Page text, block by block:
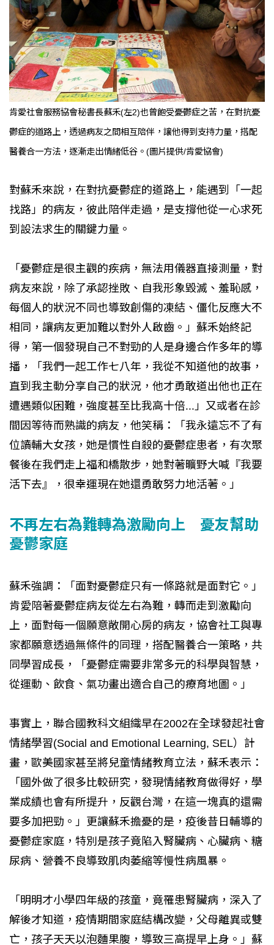
肯愛社會服務協會秘書長蘇禾(左2)也曾飽受憂鬱症之苦，在對抗憂
鬱症的道路上，透過病友之間相互陪伴，讓他得到支持力量，搭配
醫養合一方法，逐漸走出情緒低谷。(圖片提供/肯愛協會)
對蘇禾來說，在對抗憂鬱症的道路上，能遇到「一起
找路」的病友，彼此陪伴走過，是支撐他從一心求死
到設法求生的關鍵力量。
「憂鬱症是很主觀的疾病，無法用儀器直接測量，對
病友來說，除了承認挫敗、自我形象毀滅、羞恥感，
每個人的狀況不同也導致創傷的凍結、僵化反應大不
相同，讓病友更加難以對外人啟齒。」蘇禾始終記
得，第一個發現自己不對勁的人是身邊合作多年的導
播，「我們一起工作七八年，我從不知道他的故事，
直到我主動分享自己的狀況，他才勇敢道出他也正在
遭遇類似困難，強度甚至比我高十倍...」又或者在診
間因等待而熟識的病友，他笑稱：「我永遠忘不了有
位讀輔大女孩，她是慣性自殺的憂鬱症患者，有次聚
餐後在我們走上福和橋散步，她對著曠野大喊『我要
活下去』，很幸運現在她還勇敢努力地活著。」
不再左右為難轉為激勵向上 憂友幫助
憂鬱家庭
蘇禾強調：「面對憂鬱症只有一條路就是面對它。」
肯愛陪著憂鬱症病友從左右為難，轉而走到激勵向
上，面對每一個願意敞開心房的病友，協會社工與專
家都願意透過無條件的同理，搭配醫養合一策略，共
同學習成長，「憂鬱症需要非常多元的科學與智慧，
從運動、飲食、氣功畫出適合自己的療育地圖。」
事實上，聯合國教科文組織早在2002在全球發起社會
情緒學習(Social and Emotional Learning, SEL）計
畫，歐美國家甚至將兒童情緒教育立法，蘇禾表示：
「國外做了很多比較研究，發現情緒教育做得好，學
業成績也會有所提升，反觀台灣，在這一塊真的還需
要多加把勁。」更讓蘇禾擔憂的是，疫後昔日輔導的
憂鬱症家庭，特別是孩子竟陷入腎臟病、心臟病、糖
尿病、營養不良導致肌肉萎縮等慢性病風暴。
「明明才小學四年級的孩童，竟罹患腎臟病，深入了
解後才知道，疫情期間家庭結構改變，父母離異或雙
亡，孩子天天以泡麵果腹，導致三高提早上身。」蘇